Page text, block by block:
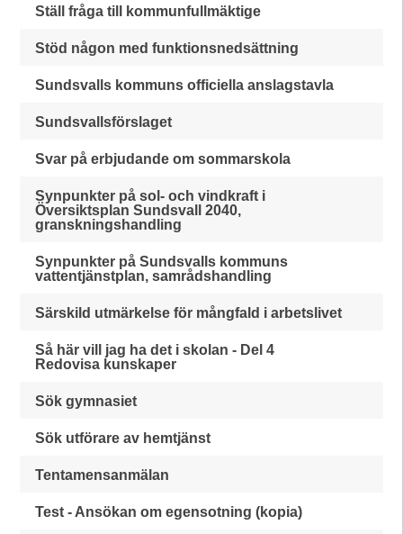
Ställ fråga till kommunfullmäktige
Stöd någon med funktionsnedsättning
Sundsvalls kommuns officiella anslagstavla
Sundsvallsförslaget
Svar på erbjudande om sommarskola
Synpunkter på sol- och vindkraft i
Översiktsplan Sundsvall 2040,
granskningshandling
Synpunkter på Sundsvalls kommuns
vattentjänstplan, samrådshandling
Särskild utmärkelse för mångfald i arbetslivet
Så här vill jag ha det i skolan - Del 4
Redovisa kunskaper
Sök gymnasiet
Sök utförare av hemtjänst
Tentamensanmälan
Test - Ansökan om egensotning (kopia)